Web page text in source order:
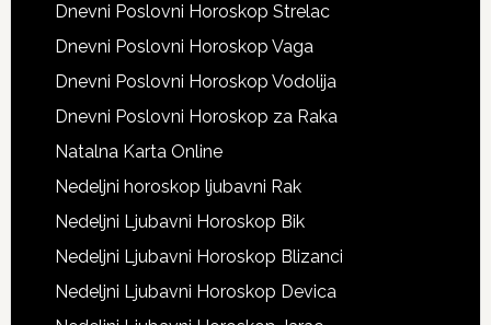
Dnevni Poslovni Horoskop Strelac
Dnevni Poslovni Horoskop Vaga
Dnevni Poslovni Horoskop Vodolija
Dnevni Poslovni Horoskop za Raka
Natalna Karta Online
Nedeljni horoskop ljubavni Rak
Nedeljni Ljubavni Horoskop Bik
Nedeljni Ljubavni Horoskop Blizanci
Nedeljni Ljubavni Horoskop Devica